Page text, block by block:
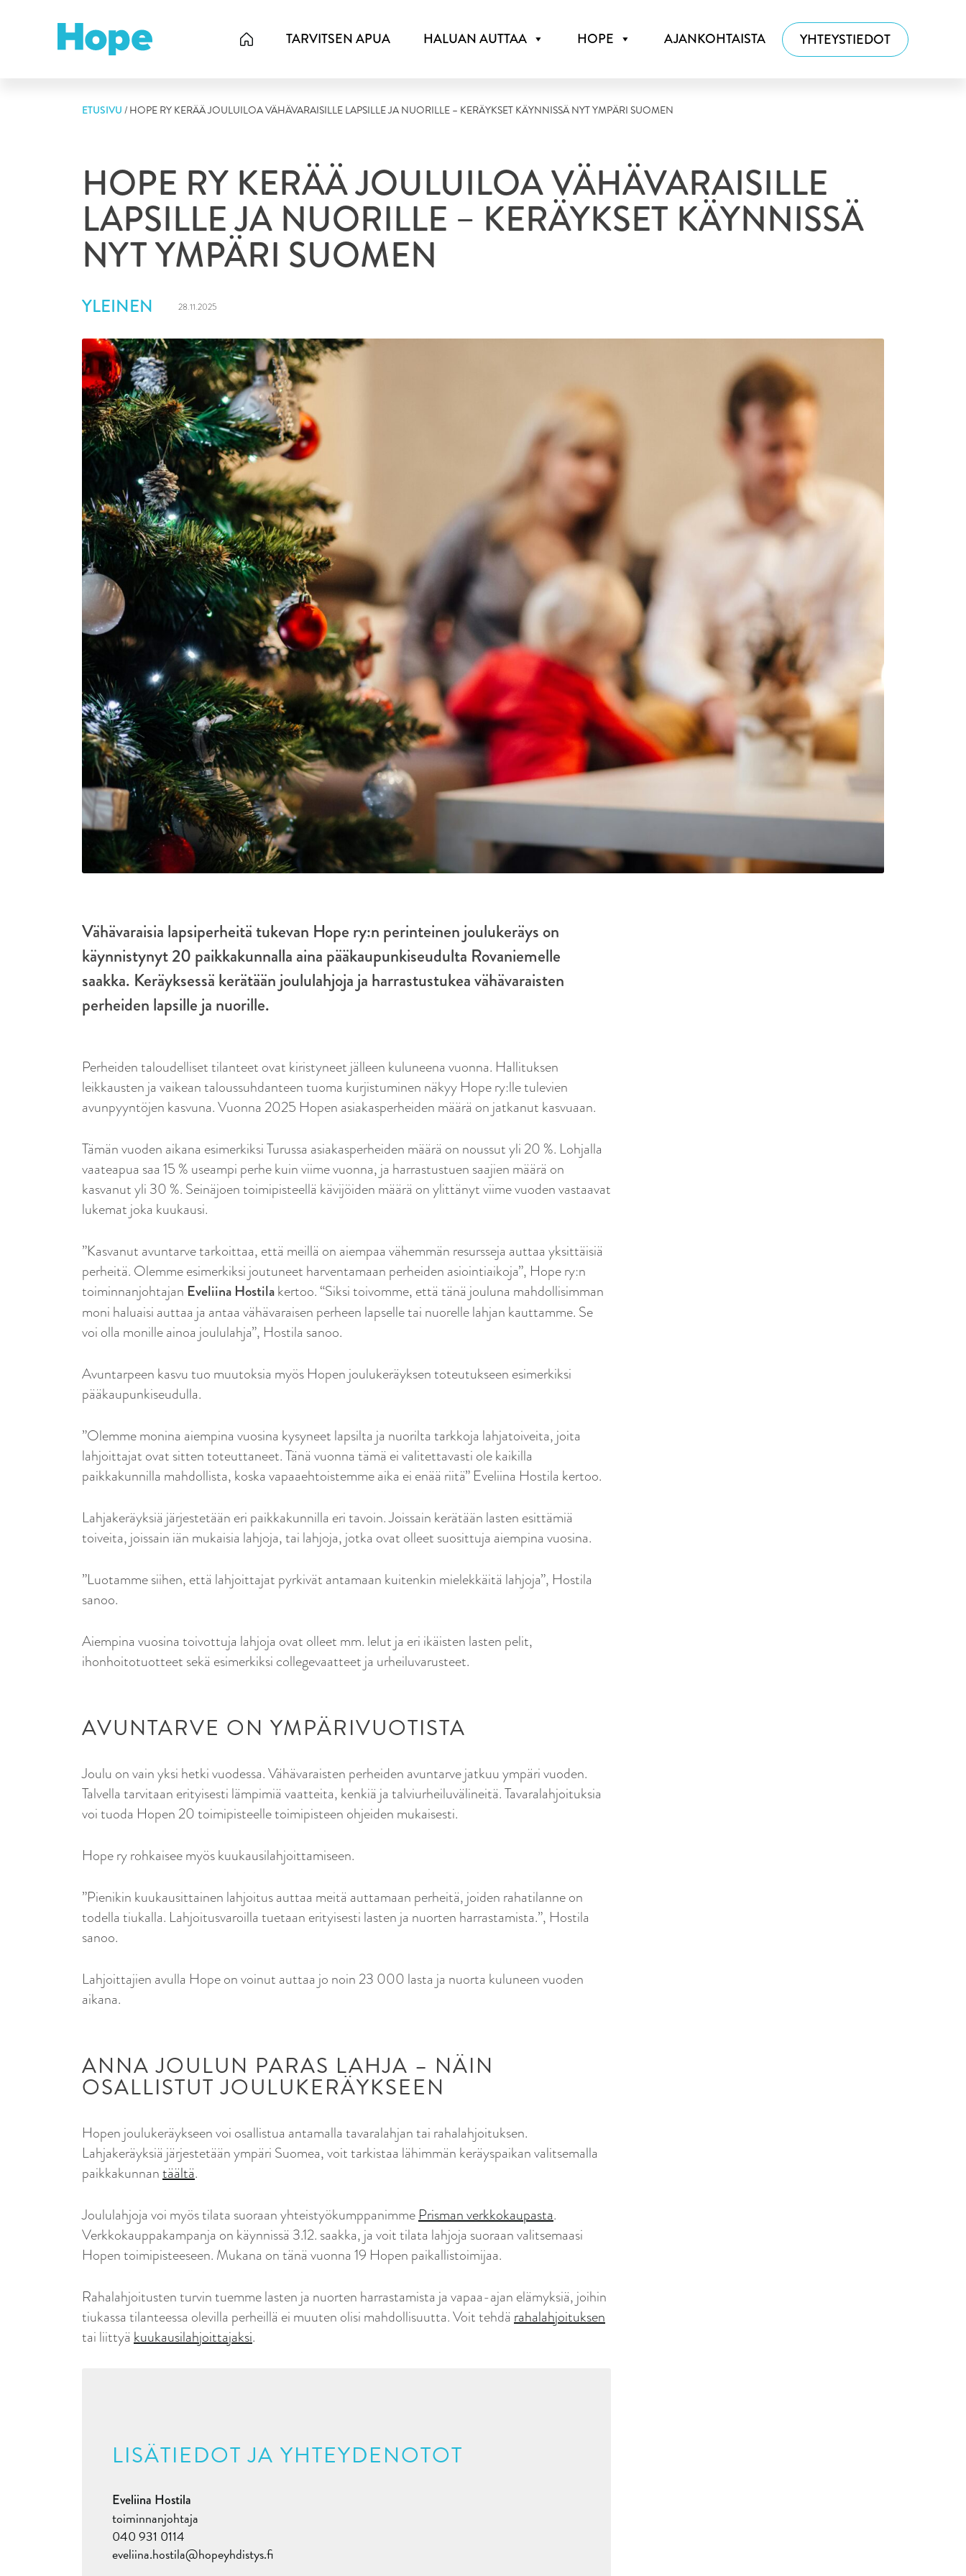
TARVITSEN APUA HALUAN AUTTAA HOPE AJANKOHTAISTA YHTEYSTIEDOT
ETUSIVU /HOPE RY KERÄÄ JOULUILOA VÄHÄVARAISILLE LAPSILLE JA NUORILLE – KERÄYKSET KÄYNNISSÄ NYT YMPÄRI SUOMEN
HOPE RY KERÄÄ JOULUILOA VÄHÄVARAISILLE
LAPSILLE JA NUORILLE – KERÄYKSET KÄYNNISSÄ
NYT YMPÄRI SUOMEN
YLEINEN 28.11.2025
Vähävaraisia lapsiperheitä tukevan Hope ry:n perinteinen joulukeräys on
käynnistynyt 20 paikkakunnalla aina pääkaupunkiseudulta Rovaniemelle
saakka. Keräyksessä kerätään joululahjoja ja harrastustukea vähävaraisten
perheiden lapsille ja nuorille.
Perheiden taloudelliset tilanteet ovat kiristyneet jälleen kuluneena vuonna. Hallituksen
leikkausten ja vaikean taloussuhdanteen tuoma kurjistuminen näkyy Hope ry:lle tulevien
avunpyyntöjen kasvuna. Vuonna 2025 Hopen asiakasperheiden määrä on jatkanut kasvuaan.
Tämän vuoden aikana esimerkiksi Turussa asiakasperheiden määrä on noussut yli 20 %. Lohjalla
vaateapua saa 15 % useampi perhe kuin viime vuonna, ja harrastustuen saajien määrä on
kasvanut yli 30 %. Seinäjoen toimipisteellä kävijöiden määrä on ylittänyt viime vuoden vastaavat
lukemat joka kuukausi.
”Kasvanut avuntarve tarkoittaa, että meillä on aiempaa vähemmän resursseja auttaa yksittäisiä
perheitä. Olemme esimerkiksi joutuneet harventamaan perheiden asiointiaikoja”, Hope ry:n
toiminnanjohtajan Eveliina Hostilakertoo. “Siksi toivomme, että tänä jouluna mahdollisimman
moni haluaisi auttaa ja antaa vähävaraisen perheen lapselle tai nuorelle lahjan kauttamme. Se
voi olla monille ainoa joululahja”, Hostila sanoo.
Avuntarpeen kasvu tuo muutoksia myös Hopen joulukeräyksen toteutukseen esimerkiksi
pääkaupunkiseudulla.
”Olemme monina aiempina vuosina kysyneet lapsilta ja nuorilta tarkkoja lahjatoiveita, joita
lahjoittajat ovat sitten toteuttaneet. Tänä vuonna tämä ei valitettavasti ole kaikilla
paikkakunnilla mahdollista, koska vapaaehtoistemme aika ei enää riitä” Eveliina Hostila kertoo.
Lahjakeräyksiä järjestetään eri paikkakunnilla eri tavoin. Joissain kerätään lasten esittämiä
toiveita, joissain iän mukaisia lahjoja, tai lahjoja, jotka ovat olleet suosittuja aiempina vuosina.
”Luotamme siihen, että lahjoittajat pyrkivät antamaan kuitenkin mielekkäitä lahjoja”, Hostila
sanoo.
Aiempina vuosina toivottuja lahjoja ovat olleet mm. lelut ja eri ikäisten lasten pelit,
ihonhoitotuotteet sekä esimerkiksi collegevaatteet ja urheiluvarusteet.
AVUNTARVE ON YMPÄRIVUOTISTA
Joulu on vain yksi hetki vuodessa. Vähävaraisten perheiden avuntarve jatkuu ympäri vuoden.
Talvella tarvitaan erityisesti lämpimiä vaatteita, kenkiä ja talviurheiluvälineitä. Tavaralahjoituksia
voi tuoda Hopen 20 toimipisteelle toimipisteen ohjeiden mukaisesti.
Hope ry rohkaisee myös kuukausilahjoittamiseen.
”Pienikin kuukausittainen lahjoitus auttaa meitä auttamaan perheitä, joiden rahatilanne on
todella tiukalla. Lahjoitusvaroilla tuetaan erityisesti lasten ja nuorten harrastamista.”, Hostila
sanoo.
Lahjoittajien avulla Hope on voinut auttaa jo noin 23 000 lasta ja nuorta kuluneen vuoden
aikana.
ANNA JOULUN PARAS LAHJA – NÄIN
OSALLISTUT JOULUKERÄYKSEEN
Hopen joulukeräykseen voi osallistua antamalla tavaralahjan tai rahalahjoituksen.
Lahjakeräyksiä järjestetään ympäri Suomea, voit tarkistaa lähimmän keräyspaikan valitsemalla
paikkakunnantäältä.
Joululahjoja voi myös tilata suoraan yhteistyökumppanimme Prisman verkkokaupasta.
Verkkokauppakampanja on käynnissä 3.12. saakka, ja voit tilata lahjoja suoraan valitsemaasi
Hopen toimipisteeseen. Mukana on tänä vuonna 19 Hopen paikallistoimijaa.
Rahalahjoitusten turvin tuemme lasten ja nuorten harrastamista ja vapaa-ajan elämyksiä, joihin
tiukassa tilanteessa olevilla perheillä ei muuten olisi mahdollisuutta. Voit tehdä rahalahjoituksen
tai liittyä kuukausilahjoittajaksi.
LISÄTIEDOT JA YHTEYDENOTOT
Eveliina Hostila
toiminnanjohtaja
040 931 0114
eveliina.hostila@hopeyhdistys.fi